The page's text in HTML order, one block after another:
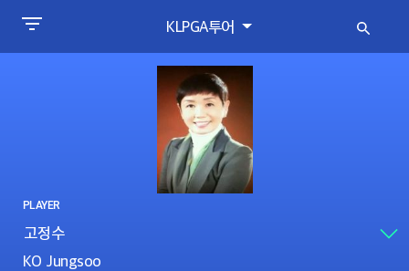
KLPGA투어
PLAYER
KO Jungsoo